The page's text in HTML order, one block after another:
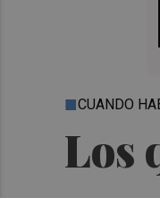
Los
CUANDO